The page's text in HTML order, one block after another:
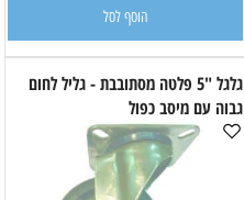
הוסף לסל
גלגל "5 פלטה מסתובבת - גליל לחום
גבוה עם מיסב כפול